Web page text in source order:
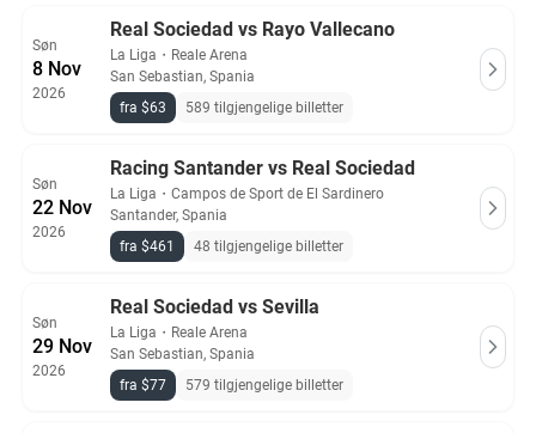
Søn
8 Nov
2026
Real Sociedad vs Rayo Vallecano
La Liga ・ Reale Arena
San Sebastian, Spania
fra $63
589 tilgjengelige billetter
Søn
22 Nov
2026
Racing Santander vs Real Sociedad
La Liga ・ Campos de Sport de El Sardinero
Santander, Spania
fra $461
48 tilgjengelige billetter
Søn
29 Nov
2026
Real Sociedad vs Sevilla
La Liga ・ Reale Arena
San Sebastian, Spania
fra $77
579 tilgjengelige billetter